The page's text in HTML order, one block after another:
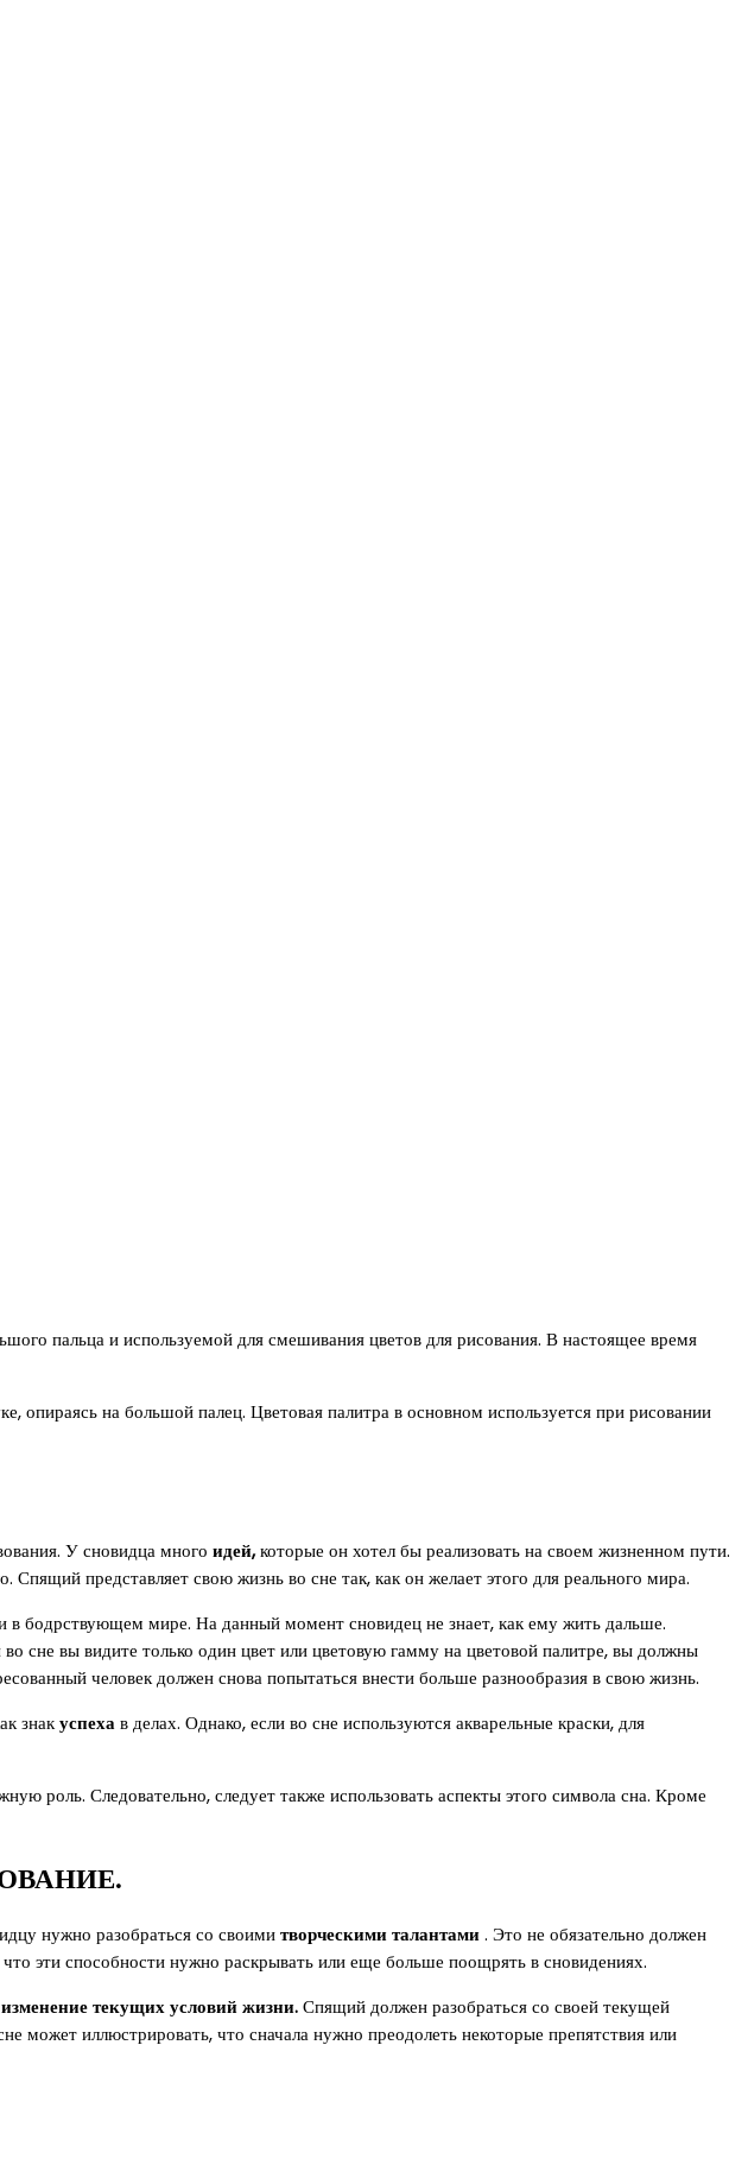
пальца и используемой для смешивания цветов для рисования. В настоящее время
на большой палец. Цветовая палитра в основном используется при рисовании
У сновидца много идей,которые он хотел бы реализовать на своем жизненном пути.
представляет свою жизнь во сне так, как он желает этого для реального мира.
в бодрствующем мире. На данный момент сновидец не знает, как ему жить дальше.
сне вы видите только один цвет или цветовую гамму на цветовой палитре, вы должны
человек должен снова попытаться внести больше разнообразия в свою жизнь.
знакуспехав делах. Однако, если во сне используются акварельные краски, для
роль. Следовательно, следует также использовать аспекты этого символа сна. Кроме
нужно разобраться со своимитворческими талантами. Это не обязательно должен
эти способности нужно раскрывать или еще больше поощрять в сновидениях.
текущих условий жизни.Спящий должен разобраться со своей текущей
может иллюстрировать, что сначала нужно преодолеть некоторые препятствия или